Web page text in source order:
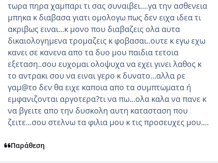
τωρα πηρα χαμπαρι τι σας συναιβει....γα την ασθενεια
μπηκα κ διαβασα γιατι ομολογω πως δεν ειχα ιδεα τι
ακριβως ειναι...κ μονο που διαβαζεις ολα αυτα
δικαιολογημενα τρομαζεις κ φοβασαι..ουτε κ εγω εχω
κανει σε κανενα απο τα δυο μου παιδια τετοια
εξεταση..σου ευχομαι ολοψυχα να εχει γινει λαθος κ
το αντρακι σου να ειναι γερο κ δυνατο...αλλα ρε
γαμ@το δεν θα ειχε καποια απο τα συμπτωματα ή
εμφανιζονται αργοτερα?τι να πω...ολα καλα να πανε κ
να βγειτε απο την δυσκολη αυτη κατασταση που
ζειτε...σου στελνω τα φιλια μου κ τις προσευχες μου....
Παράθεση